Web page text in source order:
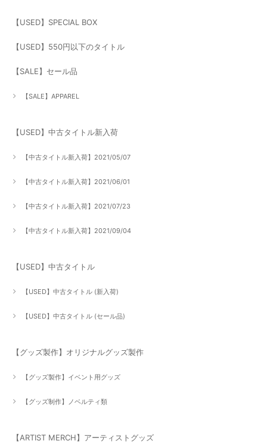
【USED】SPECIAL BOX
【USED】550円以下のタイトル
【SALE】セール品
【SALE】APPAREL
【USED】中古タイトル新入荷
【中古タイトル新入荷】2021/05/07
【中古タイトル新入荷】2021/06/01
【中古タイトル新入荷】2021/07/23
【中古タイトル新入荷】2021/09/04
【USED】中古タイトル
【USED】中古タイトル (新入荷)
【USED】中古タイトル (セール品)
【グッズ製作】オリジナルグッズ製作
【グッズ製作】イベント用グッズ
【グッズ制作】ノベルティ類
【ARTIST MERCH】アーティストグッズ